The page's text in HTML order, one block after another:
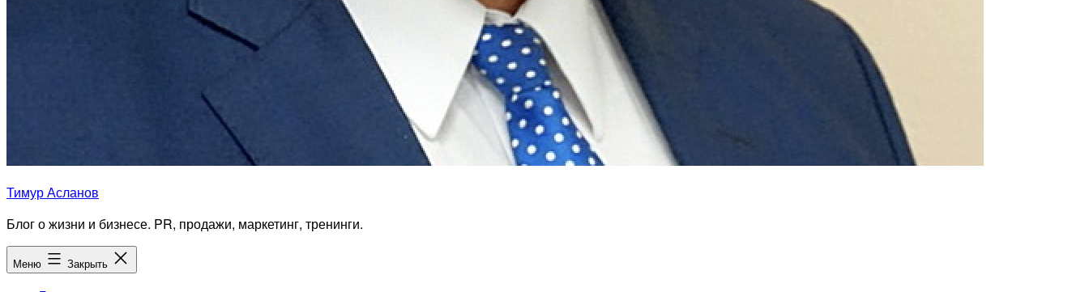
Тимур Асланов
Блог о жизни и бизнесе. PR, продажи, маркетинг, тренинги.
Меню Закрыть